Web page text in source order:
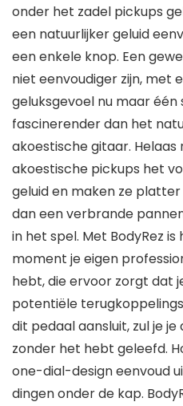
onder het zadel pickups
een natuurlijker geluid
een enkele knop. Een
niet eenvoudiger zijn, met
geluksgevoel nu maar één
fascinerender dan het
akoestische gitaar.
akoestische pickups het
geluid en maken ze
dan een verbrande
in het spel. Met BodyRez
moment je eigen
hebt, die ervoor zorgt dat
potentiële
dit pedaal aansluit, zul je
zonder het hebt geleefd.
one-dial-design eenvoud
dingen onder de kap.